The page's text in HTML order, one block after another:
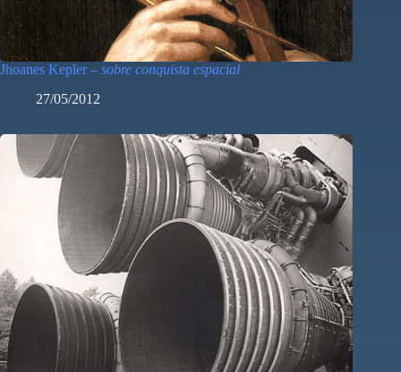
Jhoanes Kepler – sobre conquista espacial
27/05/2012